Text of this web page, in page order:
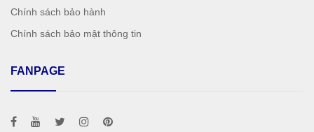
Chính sách bảo hành
Chính sách bảo mật thông tin
FANPAGE